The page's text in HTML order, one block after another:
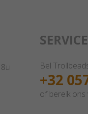
SERVICE
Bel
+32
of bereik ons